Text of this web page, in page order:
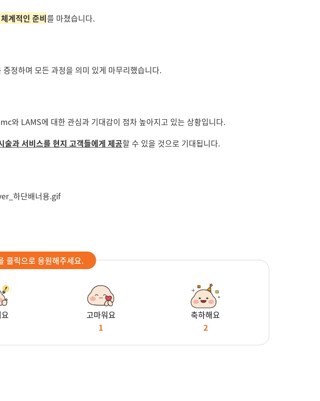
계적인 준비를 마쳤습니다.
정하며 모든 과정을 의미 있게 마무리했습니다.
와 LAMS에 대한 관심과 기대감이 점차 높아지고 있는 상황입니다.
과 서비스를 현지 고객들에게 제공할 수 있을 것으로 기대됩니다.
클릭으로 응원해주세요.
고마워요
1
축하해요
2